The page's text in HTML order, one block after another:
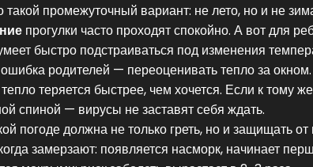
такой промежуточный вариант: не лето, но и не
прогулки часто проходят спокойно. А вот для
быстро подстраиваться под изменения
родителей — переоценивать тепло за окном.
теряется быстрее, чем хочется. Если к тому
спиной — вирусы не заставят себя ждать.
погоде должна не только греть, но и защищать от
замерзают: появляется насморк, начинает